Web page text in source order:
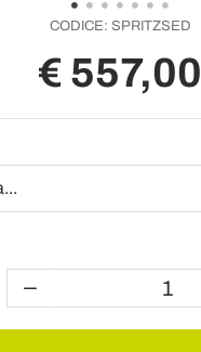
CODICE: SPRITZSED
€ 557,00